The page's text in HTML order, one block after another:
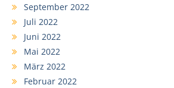
September 2022
Juli 2022
Juni 2022
Mai 2022
März 2022
Februar 2022